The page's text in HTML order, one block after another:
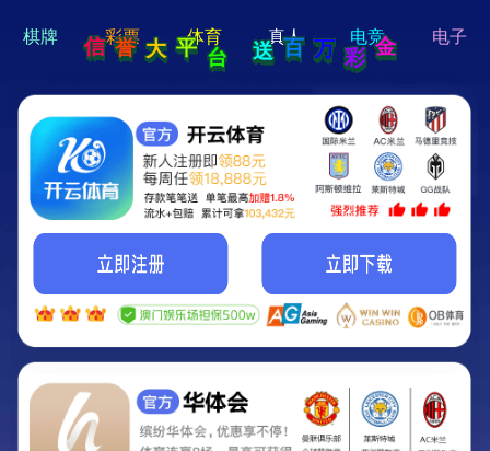
hi 💗
Hey Guys!